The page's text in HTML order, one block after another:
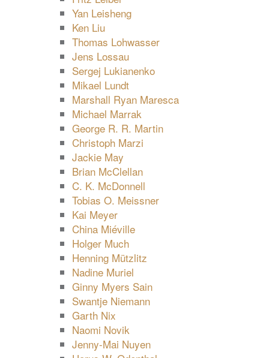
Yan Leisheng
Ken Liu
Thomas Lohwasser
Jens Lossau
Sergej Lukianenko
Mikael Lundt
Marshall Ryan Maresca
Michael Marrak
George R. R. Martin
Christoph Marzi
Jackie May
Brian McClellan
C. K. McDonnell
Tobias O. Meissner
Kai Meyer
China Miéville
Holger Much
Henning Mützlitz
Nadine Muriel
Ginny Myers Sain
Swantje Niemann
Garth Nix
Naomi Novik
Jenny-Mai Nuyen